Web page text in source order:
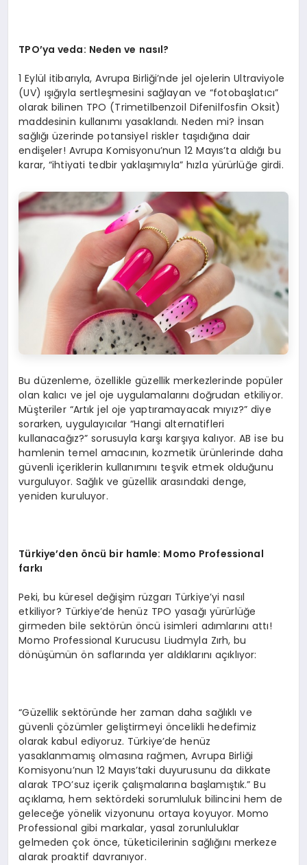
TPO’ya veda: Neden ve nasıl?
1 Eylül itibarıyla, Avrupa Birliği’nde jel ojelerin Ultraviyole
(UV) ışığıyla sertleşmesini sağlayan ve “fotobaşlatıcı”
olarak bilinen TPO (Trimetilbenzoil Difenilfosfin Oksit)
maddesinin kullanımı yasaklandı. Neden mi? İnsan
sağlığı üzerinde potansiyel riskler taşıdığına dair
endişeler! Avrupa Komisyonu’nun 12 Mayıs’ta aldığı bu
karar, “ihtiyati tedbir yaklaşımıyla” hızla yürürlüğe girdi.
Bu düzenleme, özellikle güzellik merkezlerinde popüler
olan kalıcı ve jel oje uygulamalarını doğrudan etkiliyor.
Müşteriler “Artık jel oje yaptıramayacak mıyız?” diye
sorarken, uygulayıcılar “Hangi alternatifleri
kullanacağız?” sorusuyla karşı karşıya kalıyor. AB ise bu
hamlenin temel amacının, kozmetik ürünlerinde daha
güvenli içeriklerin kullanımını teşvik etmek olduğunu
vurguluyor. Sağlık ve güzellik arasındaki denge,
yeniden kuruluyor.
Türkiye’den öncü bir hamle: Momo Professional
farkı
Peki, bu küresel değişim rüzgarı Türkiye’yi nasıl
etkiliyor? Türkiye’de henüz TPO yasağı yürürlüğe
girmeden bile sektörün öncü isimleri adımlarını attı!
Momo Professional Kurucusu Liudmyla Zırh, bu
dönüşümün ön saflarında yer aldıklarını açıklıyor:
“Güzellik sektöründe her zaman daha sağlıklı ve
güvenli çözümler geliştirmeyi öncelikli hedefimiz
olarak kabul ediyoruz. Türkiye’de henüz
yasaklanmamış olmasına rağmen, Avrupa Birliği
Komisyonu’nun 12 Mayıs’taki duyurusunu da dikkate
alarak TPO’suz içerik çalışmalarına başlamıştık.” Bu
açıklama, hem sektördeki sorumluluk bilincini hem de
geleceğe yönelik vizyonunu ortaya koyuyor. Momo
Professional gibi markalar, yasal zorunluluklar
gelmeden çok önce, tüketicilerinin sağlığını merkeze
alarak proaktif davranıyor.